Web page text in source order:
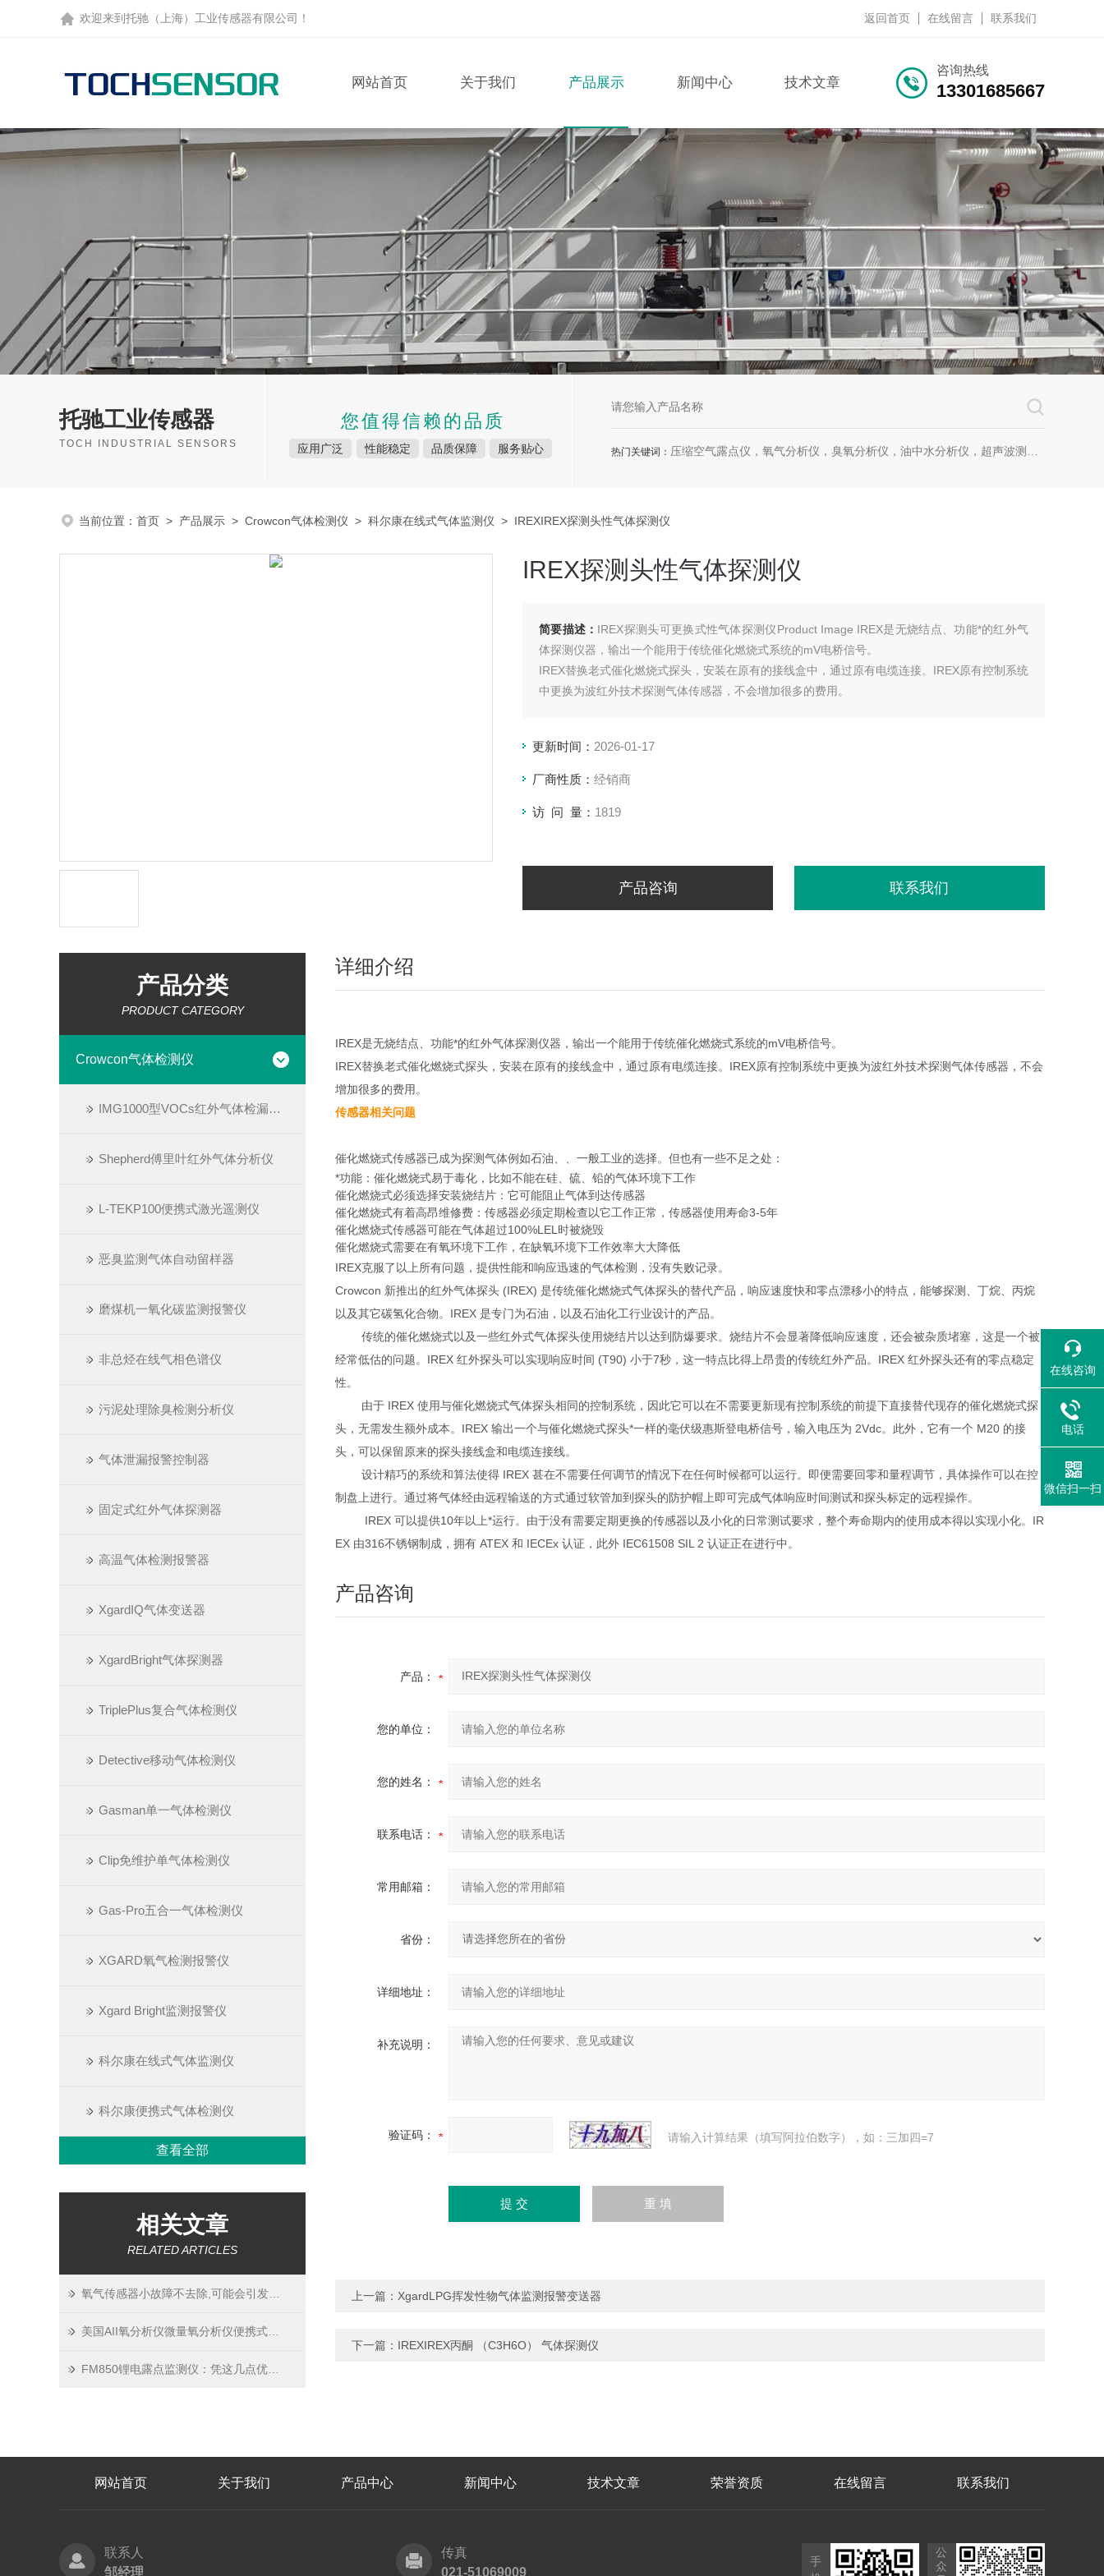
欢迎来到托驰（上海）工业传感器有限公司！ 返回首页 在线留言 联系我们
咨询热线
13301685667
网站首页 关于我们 产品展示 新闻中心 技术文章
托驰工业传感器
TOCH INDUSTRIAL SENSORS
您值得信赖的品质
应用广泛 性能稳定 品质保障 服务贴心 热门关键词： 压缩空气露点仪，氧气分析仪，臭氧分析仪，油中水分析仪，超声波测漏仪。
当前位置： 首页 > 产品展示 > Crowcon气体检测仪 > 科尔康在线式气体监测仪 > IREXIREX探测头性气体探测仪
IREX探测头性气体探测仪
简要描述： IREX探测头可更换式性气体探测仪Product Image IREX是无烧结点、功能*的红外气
体探测仪器，输出一个能用于传统催化燃烧式系统的mV电桥信号。
IREX替换老式催化燃烧式探头，安装在原有的接线盒中，通过原有电缆连接。IREX原有控制系统
中更换为波红外技术探测气体传感器，不会增加很多的费用。
更新时间： 2026-01-17
厂商性质： 经销商
访 问 量： 1819
产品咨询 联系我们
产品分类
PRODUCT CATEGORY
Crowcon气体检测仪
IMG1000型VOCs红外气体检漏热像仪
Shepherd傅里叶红外气体分析仪
L-TEKP100便携式激光遥测仪
恶臭监测气体自动留样器
磨煤机一氧化碳监测报警仪
非总烃在线气相色谱仪
污泥处理除臭检测分析仪
气体泄漏报警控制器
固定式红外气体探测器
高温气体检测报警器
XgardIQ气体变送器
XgardBright气体探测器
TriplePlus复合气体检测仪
Detective移动气体检测仪
Gasman单一气体检测仪
Clip免维护单气体检测仪
Gas-Pro五合一气体检测仪
XGARD氧气检测报警仪
Xgard Bright监测报警仪
科尔康在线式气体监测仪
科尔康便携式气体检测仪
查看全部
相关文章
RELATED ARTICLES
详细介绍
IREX是无烧结点、功能*的红外气体探测仪器，输出一个能用于传统催化燃烧式系统的mV电桥信号。
IREX替换老式催化燃烧式探头，安装在原有的接线盒中，通过原有电缆连接。IREX原有控制系统中更换为波红外技术探测气体传感器，不会
增加很多的费用。
传感器相关问题
催化燃烧式传感器已成为探测气体例如石油、、一般工业的选择。但也有一些不足之处：
*功能：催化燃烧式易于毒化，比如不能在硅、硫、铅的气体环境下工作
催化燃烧式必须选择安装烧结片：它可能阻止气体到达传感器
催化燃烧式有着高昂维修费：传感器必须定期检查以它工作正常，传感器使用寿命3-5年
催化燃烧式传感器可能在气体超过100%LEL时被烧毁
催化燃烧式需要在有氧环境下工作，在缺氧环境下工作效率大大降低
IREX克服了以上所有问题，提供性能和响应迅速的气体检测，没有失败记录。
Crowcon 新推出的红外气体探头 (IREX) 是传统催化燃烧式气体探头的替代产品，响应速度快和零点漂移小的特点，能够探测、丁烷、丙烷
以及其它碳氢化合物。IREX 是专门为石油，以及石油化工行业设计的产品。
传统的催化燃烧式以及一些红外式气体探头使用烧结片以达到防爆要求。烧结片不会显著降低响应速度，还会被杂质堵塞，这是一个被
经常低估的问题。IREX 红外探头可以实现响应时间 (T90) 小于7秒，这一特点比得上昂贵的传统红外产品。IREX 红外探头还有的零点稳定
性。
由于 IREX 使用与催化燃烧式气体探头相同的控制系统，因此它可以在不需要更新现有控制系统的前提下直接替代现存的催化燃烧式探
头，无需发生额外成本。IREX 输出一个与催化燃烧式探头*一样的毫伏级惠斯登电桥信号，输入电压为 2Vdc。此外，它有一个 M20 的接
头，可以保留原来的探头接线盒和电缆连接线。
设计精巧的系统和算法使得 IREX 甚在不需要任何调节的情况下在任何时候都可以运行。即便需要回零和量程调节，具体操作可以在控
制盘上进行。通过将气体经由远程输送的方式通过软管加到探头的防护帽上即可完成气体响应时间测试和探头标定的远程操作。
IREX 可以提供10年以上*运行。由于没有需要定期更换的传感器以及小化的日常测试要求，整个寿命期内的使用成本得以实现小化。IR
EX 由316不锈钢制成，拥有 ATEX 和 IECEx 认证，此外 IEC61508 SIL 2 认证正在进行中。
产品咨询
产品：
您的单位：
您的姓名：
联系电话：
常用邮箱：
省份：
详细地址：
补充说明：
验证码： 请输入计算结果（填写阿拉伯数字），如：三加四=7
上一篇： XgardLPG挥发性物气体监测报警变送器
下一篇： IREXIREX丙酮 （C3H6O） 气体探测仪
网站首页 关于我们 产品中心 新闻中心 技术文章 荣誉资质 在线留言 联系我们
联系人
邹经理
传真
021-51069009
手
公
众
在线咨询
电话
微信扫一扫